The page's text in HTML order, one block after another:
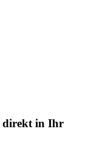
direkt in Ihr